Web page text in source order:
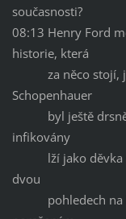
současnosti?
08:13 Henry Ford
historie, která
za něco stojí, je
Schopenhauer
byl ještě
infikovány
lží jako děvka
dvou
pohledech na